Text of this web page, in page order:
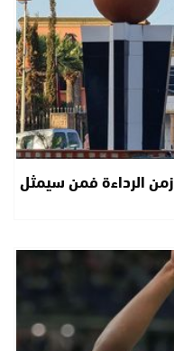
الرداءة فمن سيمثل